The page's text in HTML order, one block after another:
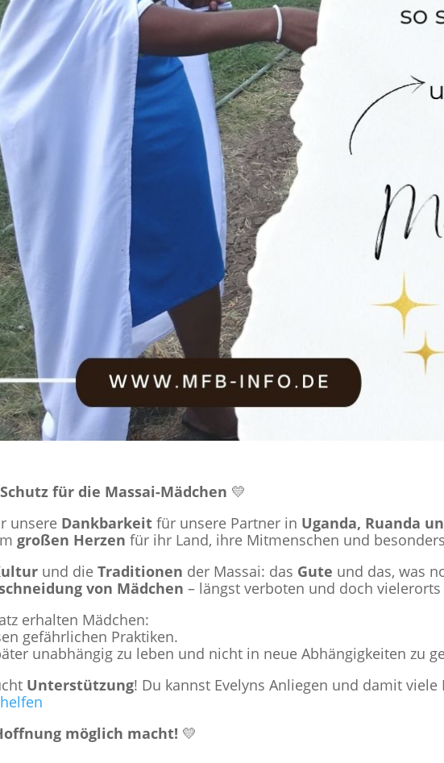
für die Massai-Mädchen 💛
unsere Dankbarkeit für unsere Partner in Uganda, Ruanda
großen Herzen für ihr Land, ihre Mitmenschen und
und dieTraditionen der Massai: das Gute und das, was
von Mädchen – längst verboten und doch
erhalten Mädchen:
gefährlichen Praktiken.
unabhängig zu leben und nicht in neue Abhängigkeiten zu
Unterstützung! Du kannst Evelyns Anliegen und damit
möglich macht! 💛